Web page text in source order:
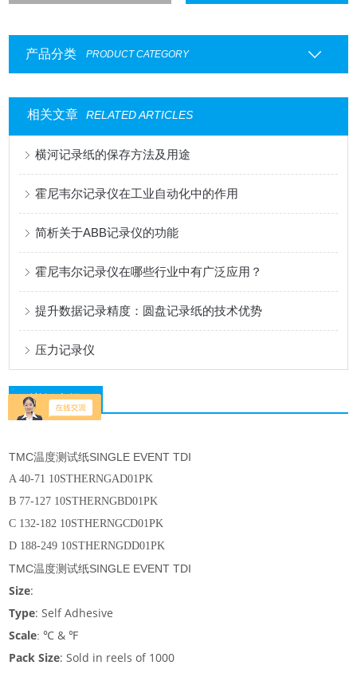
产品分类 PRODUCT CATEGORY
相关文章 RELATED ARTICLES
横河记录纸的保存方法及用途
霍尼韦尔记录仪在工业自动化中的作用
简析关于ABB记录仪的功能
霍尼韦尔记录仪在哪些行业中有广泛应用？
提升数据记录精度：圆盘记录纸的技术优势
压力记录仪
详细介绍
TMC温度测试纸SINGLE EVENT TDI
A 40-71 10STHERNGAD01PK
B 77-127 10STHERNGBD01PK
C 132-182 10STHERNGCD01PK
D 188-249 10STHERNGDD01PK
TMC温度测试纸SINGLE EVENT TDI
Size:
Type: Self Adhesive
Scale:℃& ℉
Pack Size: Sold in reels of 1000